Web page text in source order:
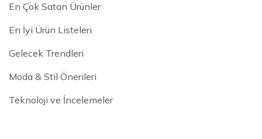
En Çok Satan Ürünler
En İyi Ürün Listeleri
Gelecek Trendleri
Moda & Stil Önerileri
Teknoloji ve İncelemeler